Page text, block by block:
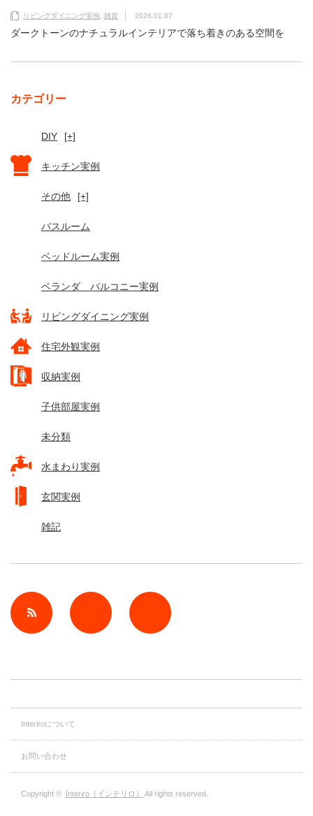
リビングダイニング実例 雑貨 2026.01.07
ダークトーンのナチュラルインテリアで落ち着きのある空間を
カテゴリー
DIY [+]
キッチン実例
その他 [+]
バスルーム
ベッドルーム実例
ベランダ バルコニー実例
リビングダイニング実例
住宅外観実例
収納実例
子供部屋実例
未分類
水まわり実例
玄関実例
雑記
Twitter
Interiroについて
お問い合わせ
Copyright © Interiro［インテリロ］ All rights reserved.